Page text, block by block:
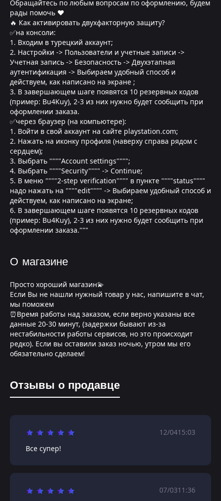
Обращайтесь по любым вопросам по оформлению, будем
рады помочь ❤
🔥 Как активировать двухфакторную защиту?
✅на консоли:
1. Входим в турецкий аккаунт;
2. Настройки -> Пользователи и учетные записи ->
Учетная запись -> Безопасность -> Двухэтапная
аутентификация -> Выбираем удобный способ и
действуем, как написано на экране ;
3. В завершающем шаге появятся 10 резервных кодов
(пример: Bu4Kuy), 2-3 из них нужно будет сообщить при
оформлении заказа.
✅через браузер (на компьютере):
1. Войти в свой аккаунт на сайте playstation.com;
2. Нажать на иконку профиля (наверху справа рядом с
сердцем);
3. Выбрать """"Account settings"""";
4. Выбрать """"Security"""" -> Continue;
5. В меню """"2-step verification"""" в пункте """"status""""
надо нажать на """"edit"""" -> Выбираем удобный способ и
действуем, как написано на экране;
6. В завершающем шаге появятся 10 резервных кодов
(пример: Bu4Kuy), 2-3 из них нужно будет сообщить при
оформлении заказа."""
О магазине
Просто хороший магазин💫
Если Вы не нашли нужный товар у нас, напишите в чат,
мы поможем
⏰Время работы над заказом, если верно указаны все
данные 20-30 минут, (задержки бывают из-за
нестабильности работы сервисов, но это происходит
редко). Если вы оставили заказ ночью, утром мы его
обязательно сделаем!
Отзывы о продавце
12/0415:03
Все супер!
07/0311:36